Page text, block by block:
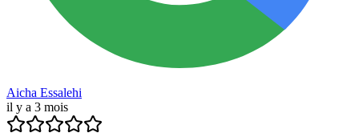
Aicha Essalehi
il y a 3 mois